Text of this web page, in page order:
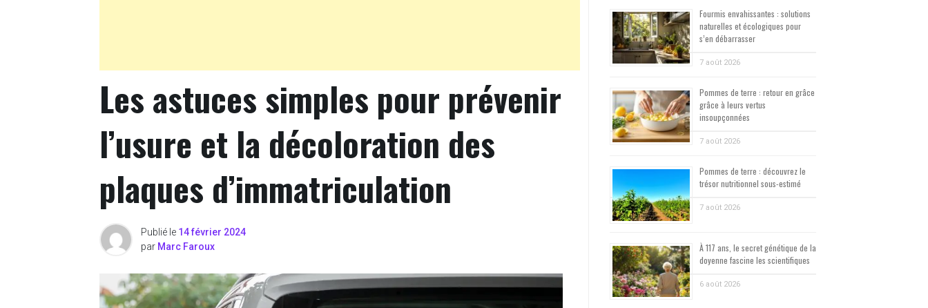
Les astuces simples pour prévenir
l’usure et la décoloration des
plaques d’immatriculation
Publié le 14 février 2024
par Marc Faroux
Fourmis envahissantes : solutions
naturelles et écologiques pour
s’en débarrasser
7 août 2026
Pommes de terre : retour en grâce
grâce à leurs vertus
insoupçonnées
7 août 2026
Pommes de terre : découvrez le
trésor nutritionnel sous-estimé
7 août 2026
À 117 ans, le secret génétique de la
doyenne fascine les scientifiques
6 août 2026